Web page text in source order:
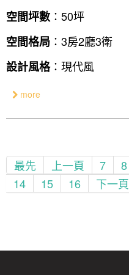
空間坪數 ：50坪
空間格局 ：3房2廳3衛
設計風格：現代風
more
最先
上一頁 7 8
14
15 16 下一頁